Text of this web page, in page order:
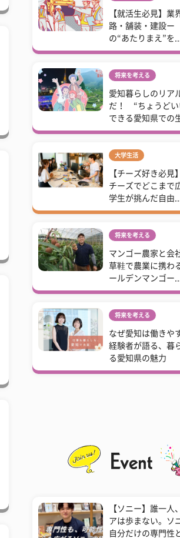
【就活生必見】業
路・舗装・建設ー
の“あたりまえ”を...
将来を考える
愛知暮らしのリア
だ！ “ちょうどい
できる愛知県での
大学生活
【チーズ好き必見
チーズでどこまで
学生が挑んだ自由...
将来を考える
マンゴー農家と会
草鞋で農業に携わ
ールデンマンゴー...
将来を考える
なぜ愛知は働き
経験者が語る、暮
る愛知県の魅力
【ソニー】誰一人
アは歩まない。ソ
自分だけの専門性